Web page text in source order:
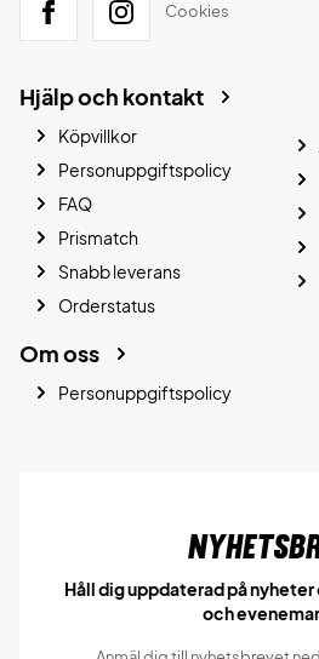
Cookies
Hjälp och kontakt
Köpvillkor
Personuppgiftspolicy
FAQ
Prismatch
Snabb leverans
Orderstatus
Om oss
Personuppgiftspolicy
Håll dig uppdaterad på
och